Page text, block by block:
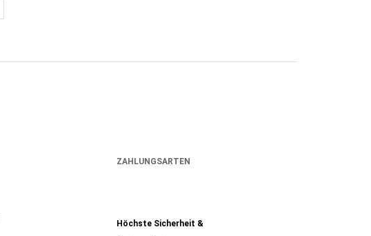
ZAHLUNGSARTEN
Höchste Sicherheit &